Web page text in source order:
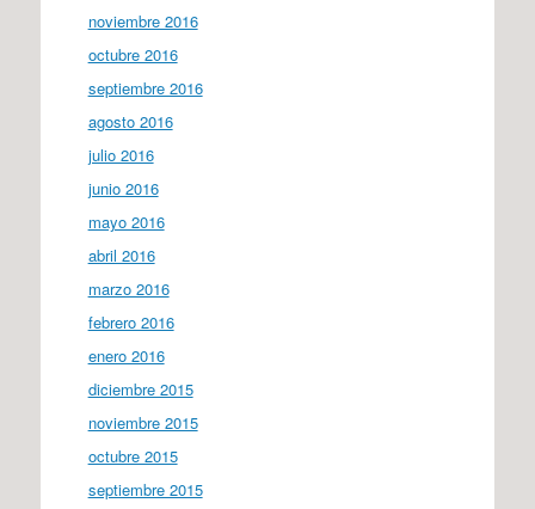
noviembre 2016
octubre 2016
septiembre 2016
agosto 2016
julio 2016
junio 2016
mayo 2016
abril 2016
marzo 2016
febrero 2016
enero 2016
diciembre 2015
noviembre 2015
octubre 2015
septiembre 2015